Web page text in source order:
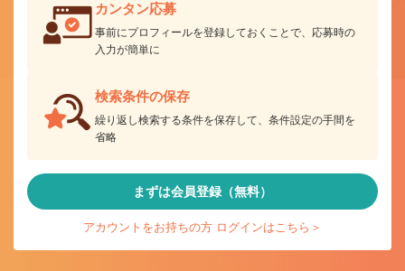
カンタン応募
事前にプロフィールを登録しておくことで、応募時の
入力が簡単に
検索条件の保存
繰り返し検索する条件を保存して、条件設定の手間を
省略
まずは会員登録（無料）
アカウントをお持ちの方 ログインはこちら＞